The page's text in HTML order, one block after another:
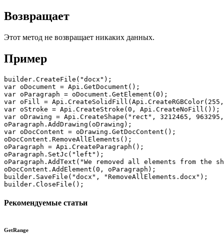
Возвращает
Этот метод не возвращает никаких данных.
Пример
builder.CreateFile("docx");
var oDocument = Api.GetDocument();
var oParagraph = oDocument.GetElement(0);
var oFill =
var oStroke = Api.CreateStroke(0, Api.CreateNoFill());
var oDrawing = Api.CreateShape("rect", 3212465,
oParagraph.AddDrawing(oDrawing);
var oDocContent = oDrawing.GetDocContent();
oDocContent.RemoveAllElements();
oParagraph = Api.CreateParagraph();
oParagraph.SetJc("left");
oParagraph.AddText("We removed all elements from
oDocContent.AddElement(0, oParagraph);
builder.SaveFile("docx", "RemoveAllElements.docx");
builder.CloseFile();
Рекомендуемые статьи
GetRange